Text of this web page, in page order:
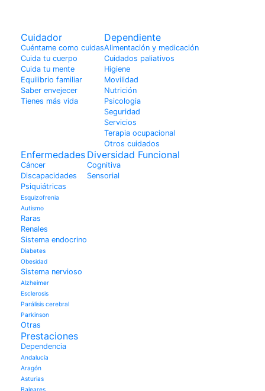
Cuidador
Cuéntame como cuidas
Cuida tu cuerpo
Cuida tu mente
Equilibrio familiar
Saber envejecer
Tienes más vida
Dependiente
Alimentación y medicación
Cuidados paliativos
Higiene
Movilidad
Nutrición
Psicologia
Seguridad
Servicios
Terapia ocupacional
Otros cuidados
Enfermedades
Cáncer
Discapacidades
Psiquiátricas
Esquizofrenia
Autismo
Raras
Renales
Sistema endocrino
Diabetes
Obesidad
Sistema nervioso
Alzheimer
Esclerosis
Parálisis cerebral
Parkinson
Otras
Diversidad Funcional
Cognitiva
Sensorial
Prestaciones
Dependencia
Andalucía
Aragón
Asturias
Baleares